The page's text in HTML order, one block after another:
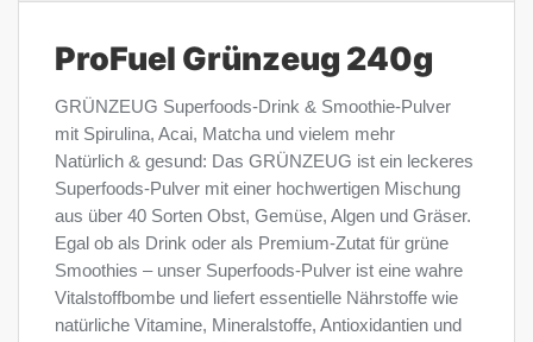
ProFuel Grünzeug 240g
GRÜNZEUG Superfoods-Drink & Smoothie-Pulver
mit Spirulina, Acai, Matcha und vielem mehr
Natürlich & gesund: Das GRÜNZEUG ist ein leckeres
Superfoods-Pulver mit einer hochwertigen Mischung
aus über 40 Sorten Obst, Gemüse, Algen und Gräser.
Egal ob als Drink oder als Premium-Zutat für grüne
Smoothies – unser Superfoods-Pulver ist eine wahre
Vitalstoffbombe und liefert essentielle Nährstoffe wie
natürliche Vitamine, Mineralstoffe, Antioxidantien und